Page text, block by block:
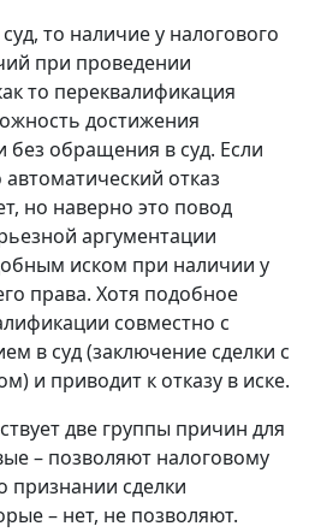
то наличие у налогового
при проведении
то переквалификация
достижения
без обращения в суд. Если
автоматический отказ
но наверно это повод
аргументации
иском при наличии у
права. Хотя подобное
совместно с
в суд (заключение сделки с
и приводит к отказу в иске.
две группы причин для
– позволяют налоговому
признании сделки
– нет, не позволяют.